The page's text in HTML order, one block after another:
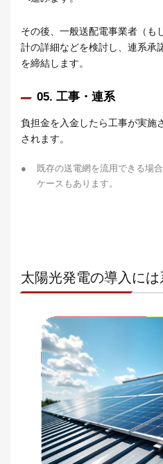
その後、一般送配電事業者（も
計の詳細などを検討し、連系承
を締結します。
05. 工事・連系
負担金を入金したら工事が実施
されます。
●
既存の送電網を流用できる場
ケースもあります。
太陽光発電の導入に